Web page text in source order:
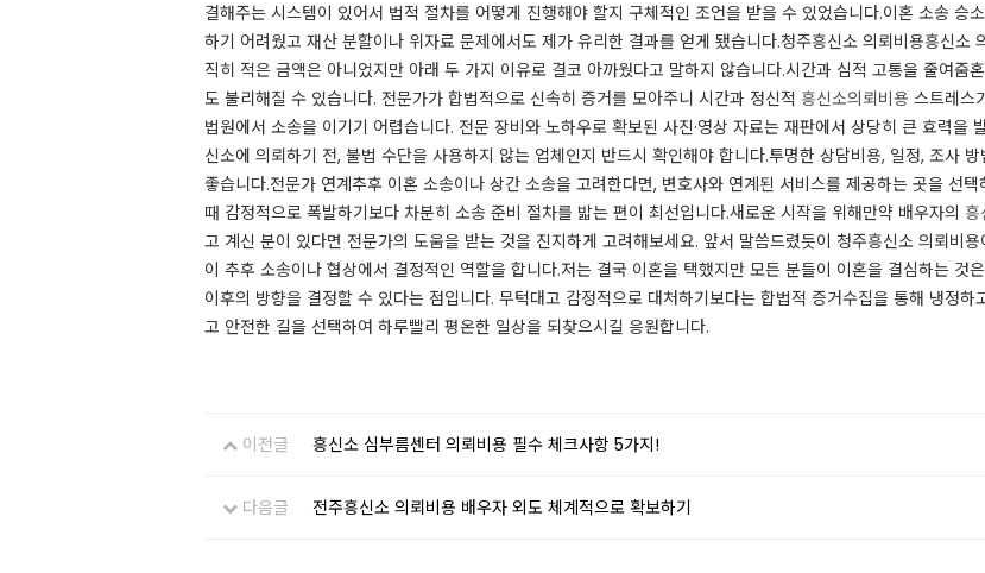
결해주는 시스템이 있어서 법적 절차를 어떻게 진행해야 할지 구체적인 조언을 받을 수 있었습니다.이혼 소송 승
하기 어려웠고 재산 분할이나 위자료 문제에서도 제가 유리한 결과를 얻게 됐습니다.청주흥신소 의뢰비용흥신
직히 적은 금액은 아니었지만 아래 두 가지 이유로 결코 아까웠다고 말하지 않습니다.​시간과 심적 고통을 줄여줌
도 불리해질 수 있습니다. 전문가가 합법적으로 신속히 증거를 모아주니 시간과 정신적 흥신소의뢰비용 스트레스
법원에서 소송을 이기기 어렵습니다. 전문 장비와 노하우로 확보된 사진·영상 자료는 재판에서 상당히 큰 효력을
신소에 의뢰하기 전, 불법 수단을 사용하지 않는 업체인지 반드시 확인해야 합니다.투명한 상담비용, 일정, 조사
좋습니다.전문가 연계추후 이혼 소송이나 상간 소송을 고려한다면, 변호사와 연계된 서비스를 제공하는 곳을 선
때 감정적으로 폭발하기보다 차분히 소송 준비 절차를 밟는 편이 최선입니다.새로운 시작을 위해만약 배우자의
고 계신 분이 있다면 전문가의 도움을 받는 것을 진지하게 고려해보세요. 앞서 말씀드렸듯이 청주흥신소 의뢰비
이 추후 소송이나 협상에서 결정적인 역할을 합니다.저는 결국 이혼을 택했지만 모든 분들이 이혼을 결심하는 것
이후의 방향을 결정할 수 있다는 점입니다. 무턱대고 감정적으로 대처하기보다는 합법적 증거수집을 통해 냉정
고 안전한 길을 선택하여 하루빨리 평온한 일상을 되찾으시길 응원합니다.​
이전글 흥신소 심부름센터 의뢰비용 필수 체크사항 5가지!
다음글 전주흥신소 의뢰비용 배우자 외도 체계적으로 확보하기